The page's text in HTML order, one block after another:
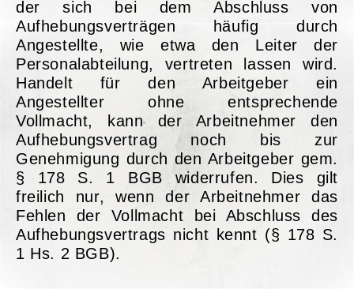
der sich bei dem Abschluss von
Aufhebungsverträgen häufig durch
Angestellte, wie etwa den Leiter der
Personalabteilung, vertreten lassen wird.
Handelt für den Arbeitgeber ein
Angestellter ohne entsprechende
Vollmacht, kann der Arbeitnehmer den
Aufhebungsvertrag noch bis zur
Genehmigung durch den Arbeitgeber gem.
§ 178 S. 1 BGB widerrufen. Dies gilt
freilich nur, wenn der Arbeitnehmer das
Fehlen der Vollmacht bei Abschluss des
Aufhebungsvertrags nicht kennt (§ 178 S.
1 Hs. 2 BGB).